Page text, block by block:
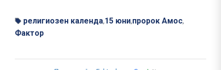
религиозен календа,15 юни,пророк Амос,
Фактор